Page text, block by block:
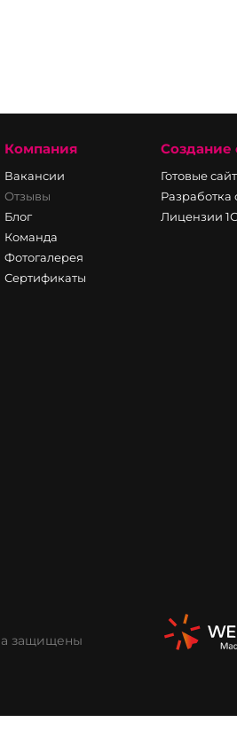
Компания
Вакансии
Отзывы
Блог
Команда
Фотогалерея
Сертификаты
Создание
Готовые
Разработка
Лицензии
защищены